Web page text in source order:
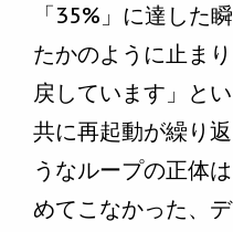
「35%」に達した
たかのように止ま
戻しています」と
共に再起動が繰り
うなループの正体
めてこなかった、